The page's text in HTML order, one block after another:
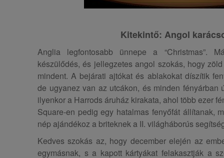
Kitekintő: Angol
Anglia legfontosabb ünnepe a “Christmas”.
készülődés, és jellegzetes angol szokás, hogy
mindent. A bejárati ajtókat és ablakokat díszítik
de ugyanez van az utcákon, és minden fényárban
ilyenkor a Harrods áruház kirakata, ahol több ezer
Square-en pedig egy hatalmas fenyőfát állítanak,
nép ajándékoz a briteknek a II. világháborús
Kedves szokás az, hogy december elején az
egymásnak, s a kapott kártyákat felakasztják a